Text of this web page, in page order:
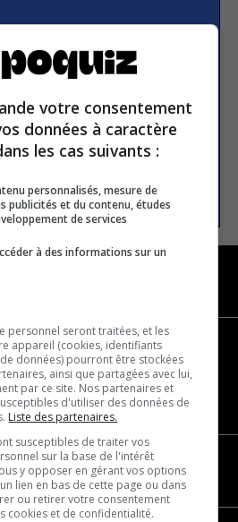
our
votre consentement
données à caractère
les cas suivants :
personnalisés, mesure de
publicités et du contenu, études
de services
à des informations sur un
personnel seront traitées, et les
appareil (cookies, identifiants
données) pourront être stockées
ainsi que partagées avec lui,
par ce site. Nos partenaires et
d'utiliser des données de
Liste des partenaires.
susceptibles de traiter vos
sur la base de l'intérêt
y opposer en gérant vos options
lien en bas de cette page ou dans
ou retirer votre consentement
cookies et de confidentialité.